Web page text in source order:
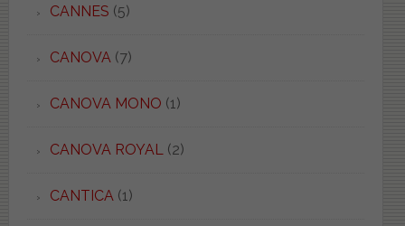
CANNES (5)
CANOVA(7)
CANOVA MONO (1)
CANOVA ROYAL(2)
CANTICA(1)